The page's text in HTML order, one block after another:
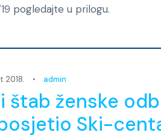
pogledajte u prilogu.
2018. • admin
štab ženske
Ski-